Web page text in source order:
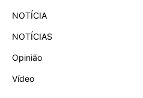
NOTÍCIA
NOTÍCIAS
Opinião
Vídeo